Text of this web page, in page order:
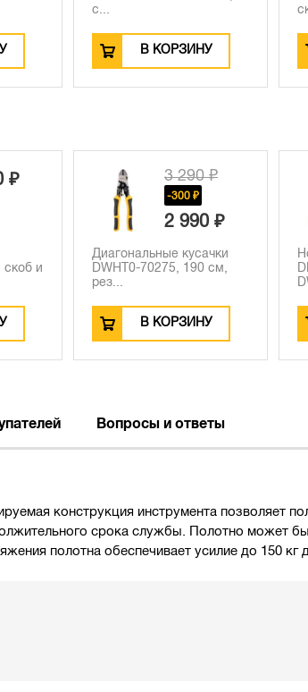
с...
В КОРЗИНУ
₽
см,
4 260 ₽
-770 ₽
3 490 ₽
Ножницы по металлу
DEWALT ERGO
DWHT14675-0, п...
В КОРЗИНУ
Вопросы и ответы
конструкция инструмента позволяет
срока службы. Полотно может
полотна обеспечивает усилие до 150